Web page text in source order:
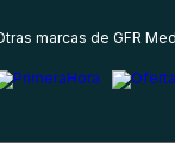
marcas de GFR